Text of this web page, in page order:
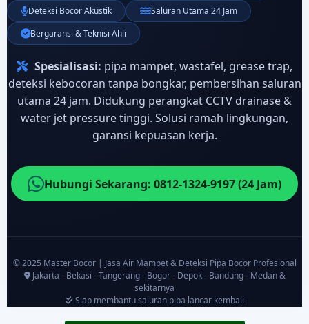
Deteksi Bocor Akustik
Saluran Utama 24 Jam
Bergaransi & Teknisi Ahli
Spesialisasi: pipa mampet, wastafel, grease trap,
deteksi kebocoran tanpa bongkar, pembersihan saluran
utama 24 jam. Didukung perangkat CCTV drainase &
water jet pressure tinggi. Solusi ramah lingkungan,
garansi kepuasan kerja.
Hubungi Sekarang: 0812-1324-9197 (24 Jam)
© 2025 Master Bocor | Jasa Air Mampet & Deteksi Pipa Bocor Profesional
Jakarta - Bekasi - Tangerang - Bogor - Depok - Bandung - Medan &
sekitarnya
Siap membantu saluran pipa lancar kembali